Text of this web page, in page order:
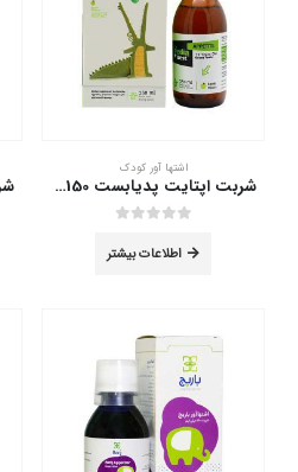
اشتها آور کودک
شربت اپتایت پدیابست 150 میلی لیتر
اطلاعات بیشتر